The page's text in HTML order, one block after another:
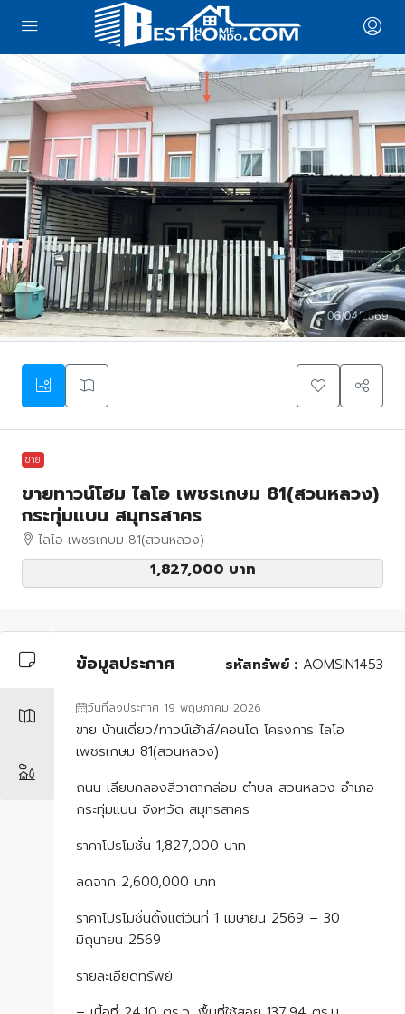
ขาย
ขายทาวน์โฮม ไลโอ เพชรเกษม 81(สวนหลวง)
กระทุ่มแบน สมุทรสาคร
ไลโอ เพชรเกษม 81(สวนหลวง)
1,827,000 บาท
ข้อมูลประกาศ รหัสทรัพย์ : AOMSIN1453
วันที่ลงประกาศ 19 พฤษภาคม 2026
ขาย บ้านเดี่ยว/ทาวน์เฮ้าส์/คอนโด โครงการ ไลโอ
เพชรเกษม 81(สวนหลวง)
ถนน เลียบคลองสี่วาตากล่อม ตำบล สวนหลวง อำเภอ
กระทุ่มแบน จังหวัด สมุทรสาคร
ราคาโปรโมชั่น 1,827,000 บาท
ลดจาก 2,600,000 บาท
ราคาโปรโมชั่นตั้งแต่วันที่ 1 เมษายน 2569 – 30
มิถุนายน 2569
รายละเอียดทรัพย์